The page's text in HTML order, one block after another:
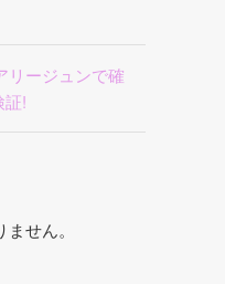
リージュンで確
証!
せん。